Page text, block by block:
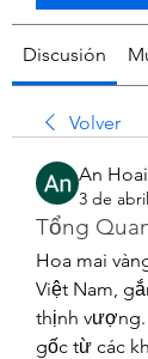
Discusión
Volver
An Hoai
3 de
Tổng
Hoa mai
Việt Nam,
thịnh vượng.
gốc từ các